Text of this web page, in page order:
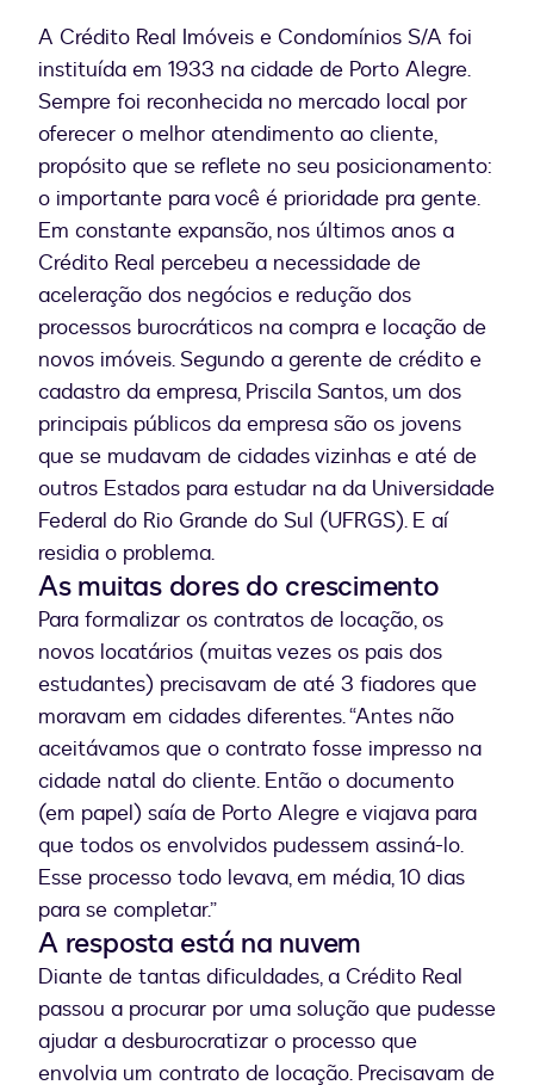
A Crédito Real Imóveis e Condomínios S/A foi
instituída em 1933 na cidade de Porto Alegre.
Sempre foi reconhecida no mercado local por
oferecer o melhor atendimento ao cliente,
propósito que se reflete no seu posicionamento:
o importante para você é prioridade pra gente.
Em constante expansão, nos últimos anos a
Crédito Real percebeu a necessidade de
aceleração dos negócios e redução dos
processos burocráticos na compra e locação de
novos imóveis. Segundo a gerente de crédito e
cadastro da empresa, Priscila Santos, um dos
principais públicos da empresa são os jovens
que se mudavam de cidades vizinhas e até de
outros Estados para estudar na da Universidade
Federal do Rio Grande do Sul (UFRGS). E aí
residia o problema.
As muitas dores do crescimento
Para formalizar os contratos de locação, os
novos locatários (muitas vezes os pais dos
estudantes) precisavam de até 3 fiadores que
moravam em cidades diferentes. “Antes não
aceitávamos que o contrato fosse impresso na
cidade natal do cliente. Então o documento
(em papel) saía de Porto Alegre e viajava para
que todos os envolvidos pudessem assiná-lo.
Esse processo todo levava, em média, 10 dias
para se completar.”
A resposta está na nuvem
Diante de tantas dificuldades, a Crédito Real
passou a procurar por uma solução que pudesse
ajudar a desburocratizar o processo que
envolvia um contrato de locação. Precisavam de